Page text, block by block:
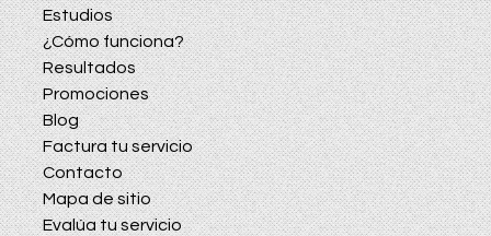
Estudios
¿Cómo funciona?
Resultados
Promociones
Blog
Factura tu servicio
Contacto
Mapa de sitio
Evalúa tu servicio